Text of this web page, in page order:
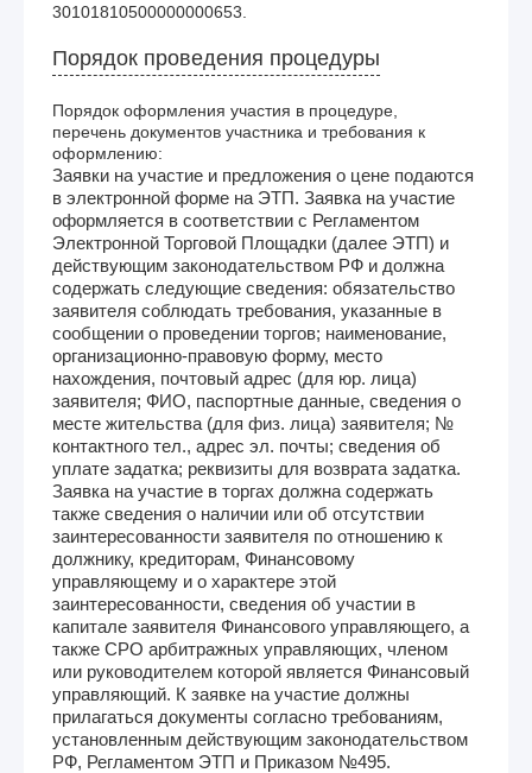
30101810500000000653.
Порядок проведения процедуры
Порядок оформления участия в процедуре,
перечень документов участника и требования к
оформлению:
Заявки на участие и предложения о цене подаются
в электронной форме на ЭТП. Заявка на участие
оформляется в соответствии с Регламентом
Электронной Торговой Площадки (далее ЭТП) и
действующим законодательством РФ и должна
содержать следующие сведения: обязательство
заявителя соблюдать требования, указанные в
сообщении о проведении торгов; наименование,
организационно-правовую форму, место
нахождения, почтовый адрес (для юр. лица)
заявителя; ФИО, паспортные данные, сведения о
месте жительства (для физ. лица) заявителя; №
контактного тел., адрес эл. почты; сведения об
уплате задатка; реквизиты для возврата задатка.
Заявка на участие в торгах должна содержать
также сведения о наличии или об отсутствии
заинтересованности заявителя по отношению к
должнику, кредиторам, Финансовому
управляющему и о характере этой
заинтересованности, сведения об участии в
капитале заявителя Финансового управляющего, а
также СРО арбитражных управляющих, членом
или руководителем которой является Финансовый
управляющий. К заявке на участие должны
прилагаться документы согласно требованиям,
установленным действующим законодательством
РФ, Регламентом ЭТП и Приказом №495.